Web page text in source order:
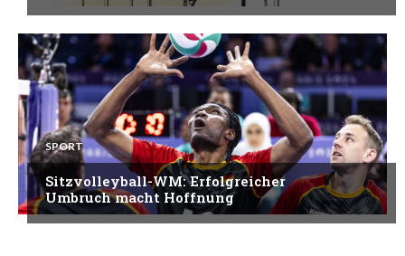
SPORT
Sitzvolleyball-WM: Erfolgreicher
Umbruch macht Hoffnung